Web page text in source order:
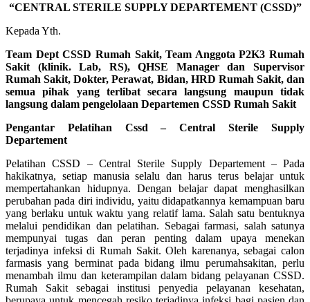
“CENTRAL STERILE SUPPLY DEPARTEMENT (CSSD)”
Kepada Yth.
Team Dept CSSD Rumah Sakit, Team Anggota P2K3 Rumah
Sakit (klinik. Lab, RS), QHSE Manager dan Supervisor
Rumah Sakit, Dokter, Perawat, Bidan, HRD Rumah Sakit, dan
semua pihak yang terlibat secara langsung maupun tidak
langsung dalam pengelolaan Departemen CSSD Rumah Sakit
Pengantar Pelatihan Cssd – Central Sterile Supply
Departement
Pelatihan CSSD – Central Sterile Supply Departement – Pada
hakikatnya, setiap manusia selalu dan harus terus belajar untuk
mempertahankan hidupnya. Dengan belajar dapat menghasilkan
perubahan pada diri individu, yaitu didapatkannya kemampuan baru
yang berlaku untuk waktu yang relatif lama. Salah satu bentuknya
melalui pendidikan dan pelatihan. Sebagai farmasi, salah satunya
mempunyai tugas dan peran penting dalam upaya menekan
terjadinya infeksi di Rumah Sakit. Oleh karenanya, sebagai calon
farmasis yang berminat pada bidang ilmu perumahsakitan, perlu
menambah ilmu dan keterampilan dalam bidang pelayanan CSSD.
Rumah Sakit sebagai institusi penyedia pelayanan kesehatan,